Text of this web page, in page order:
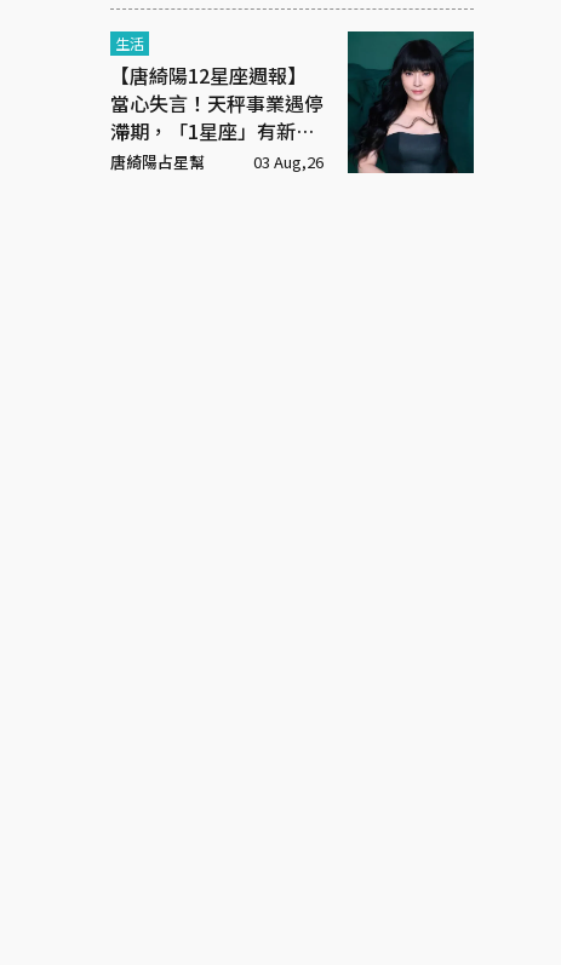
生活
【唐綺陽12星座週報】
當心失言！天秤事業遇停
滯期，「1星座」有新戀
情
唐綺陽占星幫 03 Aug,26